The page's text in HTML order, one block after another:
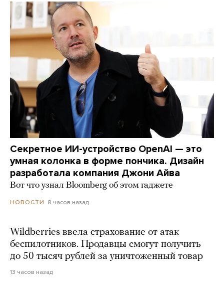
Секретное ИИ-устройство OpenAI — это
умная колонка в форме пончика. Дизайн
разработала компания Джони Айва
Вот что узнал Bloomberg об этом гаджете
НОВОСТИ 8 часов назад
Wildberries ввела страхование от атак
беспилотников. Продавцы смогут получить
до 50 тысяч рублей за уничтоженный товар
13 часов назад